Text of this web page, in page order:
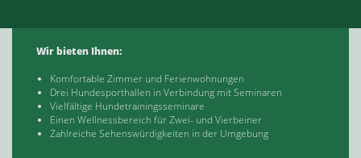
Wir bieten Ihnen:
Komfortable Zimmer und Ferienwohnungen
Drei Hundesporthallen in Verbindung mit Seminaren
Vielfältige Hundetrainingsseminare
Einen Wellnessbereich für Zwei- und Vierbeiner
Zahlreiche Sehenswürdigkeiten in der Umgebung